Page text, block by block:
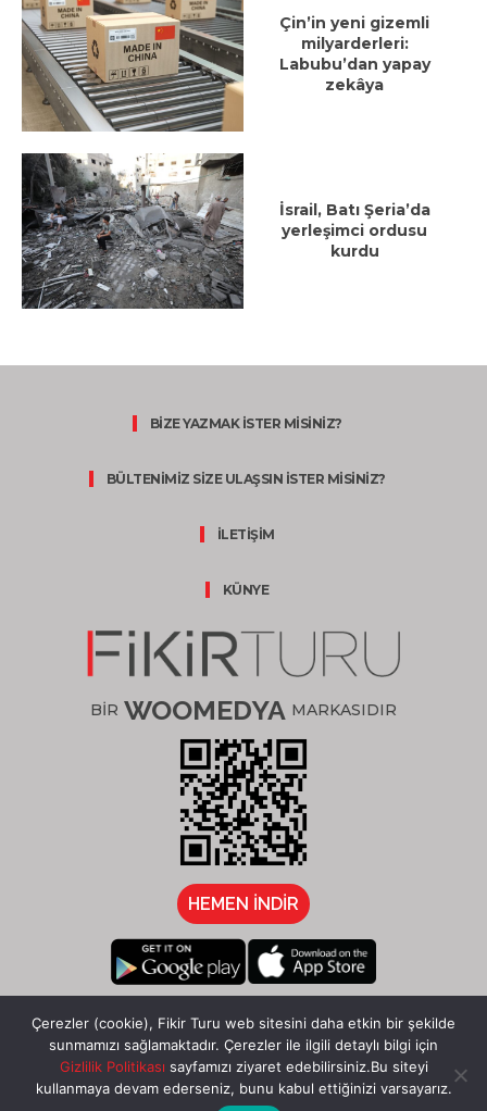
Çin’in yeni gizemli
milyarderleri:
Labubu’dan yapay
zekâya
İsrail, Batı Şeria’da
yerleşimci ordusu
kurdu
BİZE YAZMAK İSTER MİSİNİZ?
BÜLTENİMİZ SİZE ULAŞSIN İSTER MİSİNİZ?
İLETİŞİM
KÜNYE
BİR WOOMEDYA MARKASIDIR
HEMEN İNDİR
Çerezler (cookie), Fikir Turu web sitesini daha etkin bir şekilde
sunmamızı sağlamaktadır. Çerezler ile ilgili detaylı bilgi için
Gizlilik Politikası sayfamızı ziyaret edebilirsiniz.Bu siteyi
kullanmaya devam ederseniz, bunu kabul ettiğinizi varsayarız.